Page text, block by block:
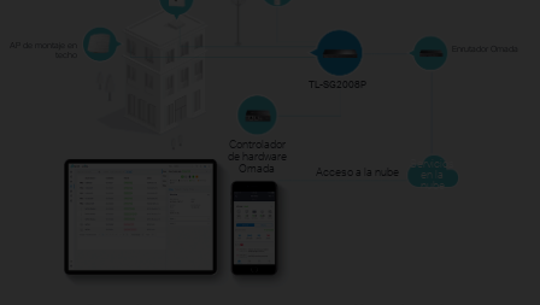
Controlador
de hardware
Omada
TL-SG2008P
Acceso a la nube
Servicios
en la
nube